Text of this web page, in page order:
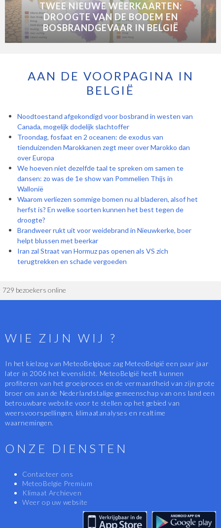
TWEE NIEUWE WEERKAARTEN:
DROOGTE VAN DE BODEM EN
BOSBRANDGEVAAR IN BELGIË
AAN DE VOORPAGINA IN
BELGIË
Noodtoestand afgekondigd voor bosbrand in westen van
Canada, mogelijk dodelijk slachtoffer
Troondag, fosfaat en 2 oceanen: de exodus van
tienduizenden Marokkanen zegt meer over Marokko dan
over Europa
We hoeven niet dezelfde taal te spreken om samen te
dansen: zo was de 1e show van Pommelien Thijs in
Wallonië
Waarom verliezen sommige bomen nu al bladeren, alsof het
herfst is? En welke soorten kunnen het best tegen de
droogte?
Brandweer rukt uit voor weidebrand in Nieuwkerke, boer
helpt blussen met beerkar
Iran zal Straat van Hormuz pas openen als VS zich
terugtrekken en schade vergoeden
729 bezoekers online
WIE ZIJN WIJ ?
In het kielzog van MeteoBelgique zag MeteoBelgië een paar jaar
later in 2006 het levenslicht. MeteoBelgië heeft kunnen
profiteren van het groeiproces en de vermaardheid van zijn grote
broer om aan de Nederlandstalige gemeenschap van ons land een
betrouwbare website voor te stellen op het gebied van
weersvoorspellingen, klimaatanalyses en realtime
waarnemingen.
ONZE DIENSTEN
Contacteer ons
MeteoBelgie Premium
Klimaat Archieven
Weer op uw website